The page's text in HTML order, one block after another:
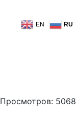
EN RU
Просмотров: 5068